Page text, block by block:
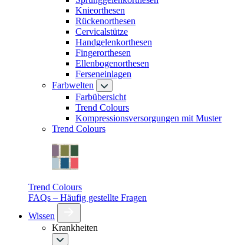
Knieorthesen
Rückenorthesen
Cervicalstütze
Handgelenkorthesen
Fingerorthesen
Ellenbogenorthesen
Ferseneinlagen
Farbwelten
Farbübersicht
Trend Colours
Kompressionsversorgungen mit Muster
Trend Colours
Trend Colours
FAQs – Häufig gestellte Fragen
Wissen
Krankheiten